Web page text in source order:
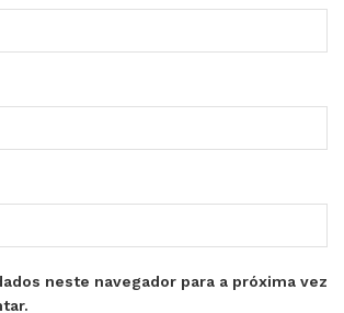
neste navegador para a próxima vez